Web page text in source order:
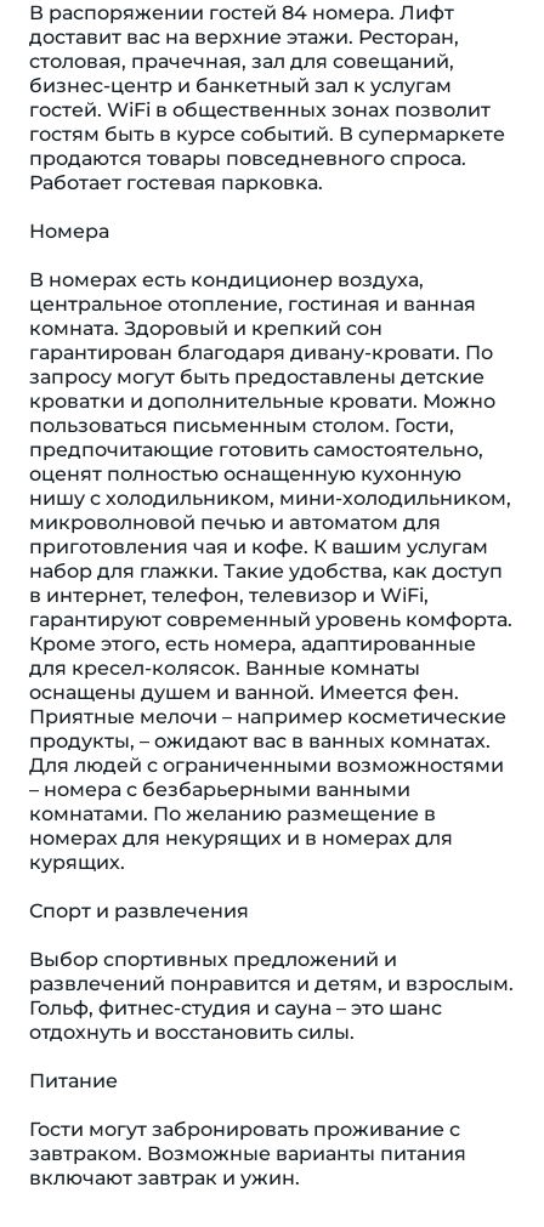
В распоряжении гостей 84 номера. Лифт
доставит вас на верхние этажи. Ресторан,
столовая, прачечная, зал для совещаний,
бизнес-центр и банкетный зал к услугам
гостей. WiFi в общественных зонах позволит
гостям быть в курсе событий. В супермаркете
продаются товары повседневного спроса.
Работает гостевая парковка.
Номера
В номерах есть кондиционер воздуха,
центральное отопление, гостиная и ванная
комната. Здоровый и крепкий сон
гарантирован благодаря дивану-кровати. По
запросу могут быть предоставлены детские
кроватки и дополнительные кровати. Можно
пользоваться письменным столом. Гости,
предпочитающие готовить самостоятельно,
оценят полностью оснащенную кухонную
нишу с холодильником, мини-холодильником,
микроволновой печью и автоматом для
приготовления чая и кофе. К вашим услугам
набор для глажки. Такие удобства, как доступ
в интернет, телефон, телевизор и WiFi,
гарантируют современный уровень комфорта.
Кроме этого, есть номера, адаптированные
для кресел-колясок. Ванные комнаты
оснащены душем и ванной. Имеется фен.
Приятные мелочи – например косметические
продукты, – ожидают вас в ванных комнатах.
Для людей с ограниченными возможностями
– номера с безбарьерными ванными
комнатами. По желанию размещение в
номерах для некурящих и в номерах для
курящих.
Спорт и развлечения
Выбор спортивных предложений и
развлечений понравится и детям, и взрослым.
Гольф, фитнес-студия и сауна – это шанс
отдохнуть и восстановить силы.
Питание
Гости могут забронировать проживание с
завтраком. Возможные варианты питания
включают завтрак и ужин.